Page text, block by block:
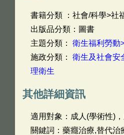
書籍分類 ：社會/科學>社
出版品分類：圖書
主題分類： 衛生福利勞動
施政分類： 衛生及社會安
理衛生
其他詳細資訊
適用對象：成人(學術性)
關鍵詞：藥癮治療,替代治